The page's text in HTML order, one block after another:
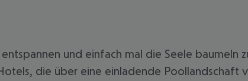
und einfach mal die Seele baumeln
die über eine einladende